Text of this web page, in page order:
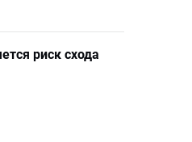
риск схода